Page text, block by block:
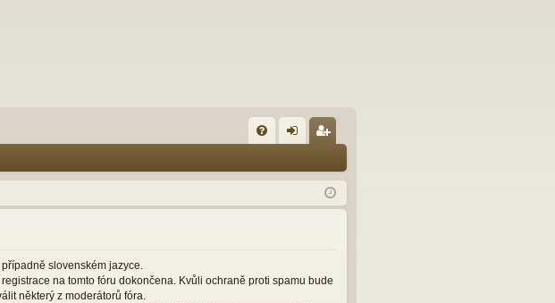
Q lá
sit
ist
ro
slovenském jazyce.
na tomto fóru dokončena. Kvůli ochraně proti spamu bude
některý z moderátorů fóra.